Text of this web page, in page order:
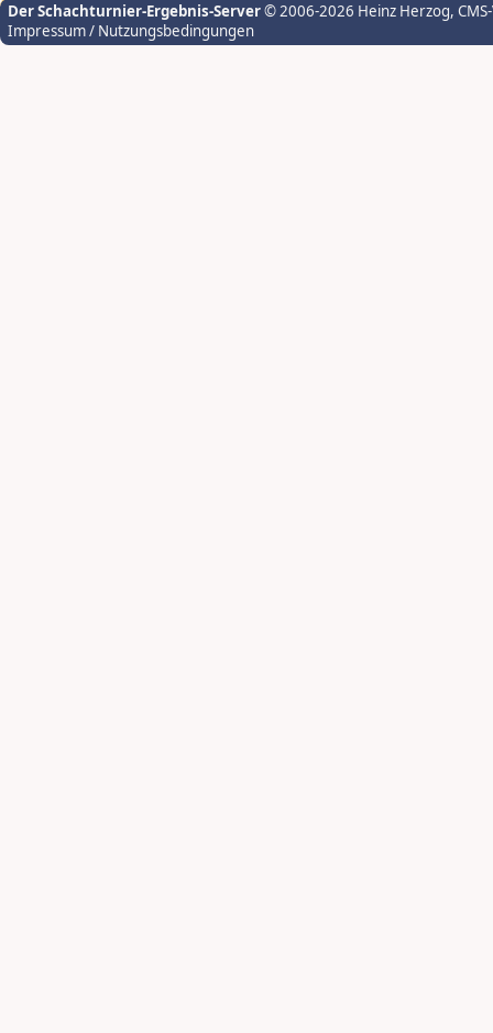
Der Schachturnier-Ergebnis-Server© 2006-2026 Heinz Herzog,
Impressum / Nutzungsbedingungen